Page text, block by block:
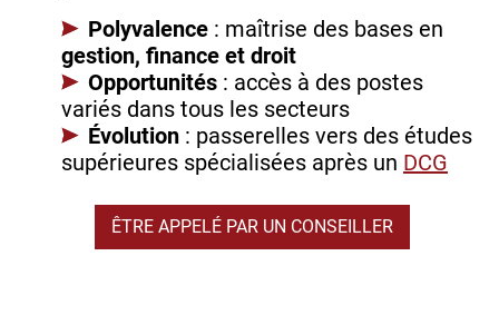
Polyvalence : maîtrise des bases en
gestion, finance et droit
Opportunités : accès à des postes
variés dans tous les secteurs
Évolution : passerelles vers des études
supérieures spécialisées après un DCG
ÊTRE APPELÉ PAR UN CONSEILLER